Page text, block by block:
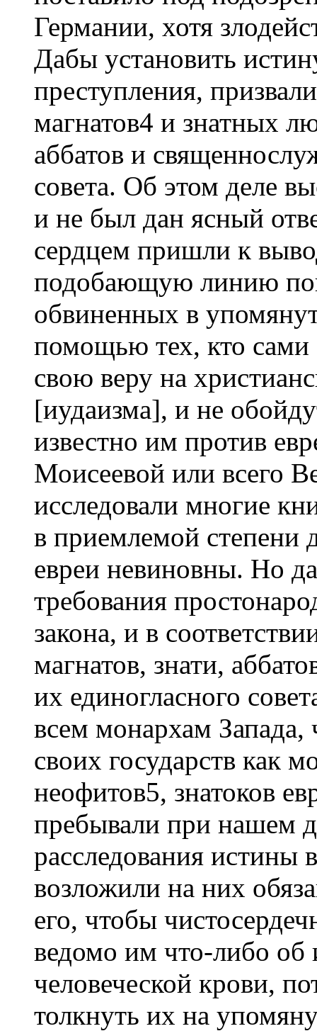
Германии, хотя
Дабы установить
преступления,
магнатов4 и знатных
аббатов и
совета. Об этом деле
и не был дан ясный
сердцем пришли к
подобающую линию
обвиненных в
помощью тех, кто
свою веру на
[иудаизма], и не
известно им против
Моисеевой или всего
исследовали многие
в приемлемой степени
евреи невиновны. Но
требования
закона, и в
магнатов, знати,
их единогласного
всем монархам
своих государств как
неофитов5, знатоков
пребывали при нашем
расследования
возложили на них
его, чтобы
ведомо им что-либо об
человеческой крови,
толкнуть их на